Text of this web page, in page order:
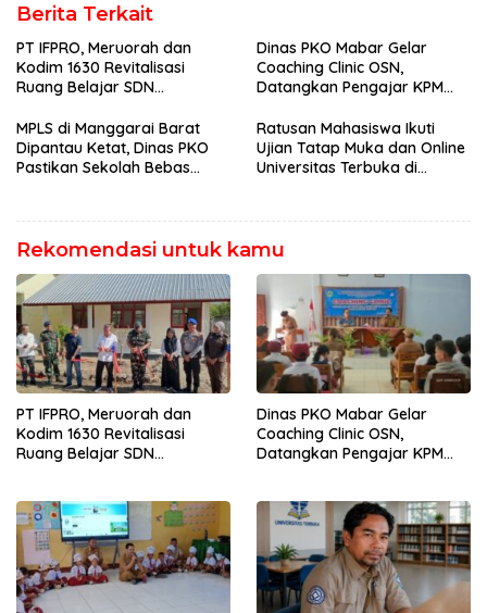
Berita Terkait
PT IFPRO, Meruorah dan
Kodim 1630 Revitalisasi
Ruang Belajar SDN
Dinas PKO Mabar Gelar
Coaching Clinic OSN,
Datangkan Pengajar KPM
Berprestasi Menuju Tingkat
Provinsi
MPLS di Manggarai Barat
Dipantau Ketat, Dinas PKO
Pastikan Sekolah Bebas
Ratusan Mahasiswa Ikuti
Ujian Tatap Muka dan Online
Universitas Terbuka di
Rekomendasi untuk kamu
PT IFPRO, Meruorah dan
Kodim 1630 Revitalisasi
Ruang Belajar SDN
Dinas PKO Mabar Gelar
Coaching Clinic OSN,
Datangkan Pengajar KPM
Provinsi